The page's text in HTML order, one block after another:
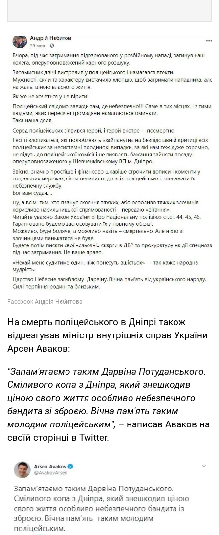
На смерть поліцейського в Дніпрі також
відреагував міністр внутрішніх справ України
Арсен Аваков:
"Запам'ятаємо таким Дарвіна Потуданського.
Сміливого копа з Дніпра, який знешкодив
ціною свого життя особливо небезпечного
бандита зі зброєю. Вічна пам'ять таким
молодим поліцейським", – написав Аваков на
своїй сторінці в Twitter.